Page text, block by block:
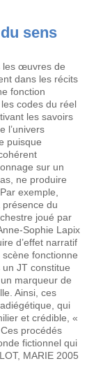
sens
les œuvres de
dans les récits
fonction
codes du réel
les savoirs
l’univers
puisque
sur un
ne produire
exemple,
présence du
joué par
Sophie Lapix
d’effet narratif
fonctionne
JT constitue
marqueur de
Ainsi, ces
qui
et crédible, «
procédés
fictionnel qui
MARIE 2005